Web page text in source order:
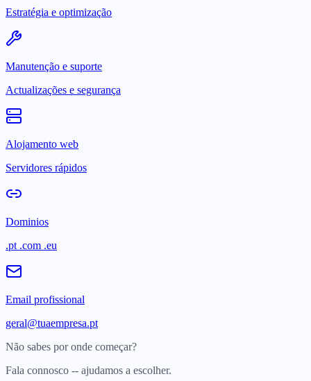
Estratégia e optimização
Manutenção e suporte
Actualizações e segurança
Alojamento web
Servidores rápidos
Dominios
.pt .com .eu
Email profissional
geral@tuaempresa.pt
Não sabes por onde começar?
Fala connosco -- ajudamos a escolher.